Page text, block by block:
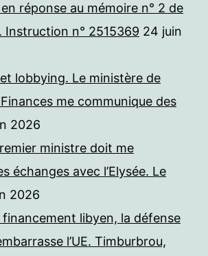
réponse au mémoire n° 2 de
Instruction n° 2515369 24 juin
lobbying. Le ministère de
Finances me communique des
2026
ministre doit me
échanges avec l’Elysée. Le
2026
financement libyen, la défense
l’UE. Timburbrou,